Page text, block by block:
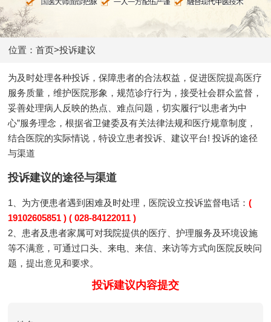
位置： 首页>投诉建议
为及时处理各种投诉，保障患者的合法权益，促进医院提高医疗
服务质量，维护医院形象，规范诊疗行为，接受社会群众监督，
妥善处理病人反映的热点、难点问题，切实履行“以患者为中
心”服务理念，根据省卫健委及有关法律法规和医疗规章制度，
结合医院的实际情说，特设立患者投诉、建议平台! 投诉的途径
与渠道
投诉建议的途径与渠道
1、为方便患者遇到困难及时处理，医院设立投诉监督电话： (
19102605851 ) ( 028-84122011 )
2、患者及患者家属可对我院提供的医疗、护理服务及环境设施
等不满意，可通过口头、来电、来信、来访等方式向医院反映问
题，提出意见和要求。
投诉建议内容提交